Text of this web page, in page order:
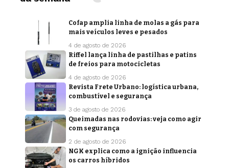
Cofap amplia linha de molas a gás para
mais veículos leves e pesados
4 de agosto de 2026
Riffel lança linha de pastilhas e patins
de freios para motocicletas
4 de agosto de 2026
Revista Frete Urbano: logística urbana,
combustível e segurança
3 de agosto de 2026
Queimadas nas rodovias: veja como agir
com segurança
2 de agosto de 2026
NGK explica como a ignição influencia
os carros híbridos